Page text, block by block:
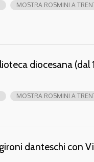
MOSTRA ROSMINI A
diocesana (dal
MOSTRA ROSMINI A
danteschi con